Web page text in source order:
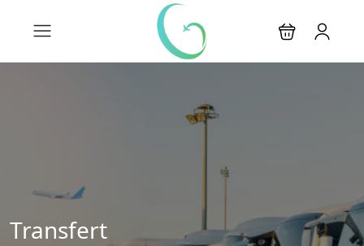
Transfert